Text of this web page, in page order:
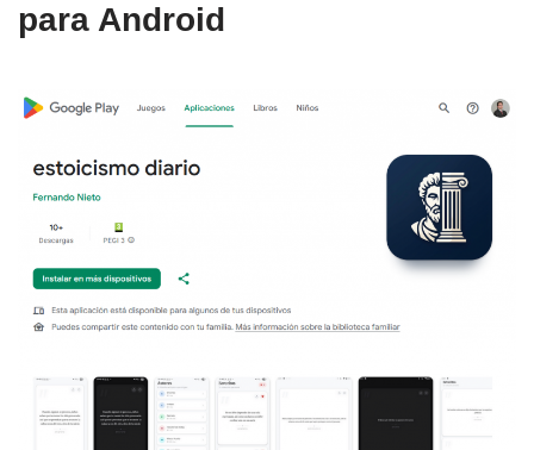
para Android